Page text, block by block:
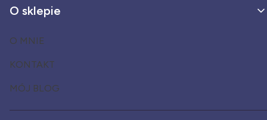
O sklepie
O MNIE
KONTAKT
MÓJ BLOG